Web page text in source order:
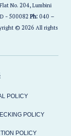
No. 204, Lumbini
- 500082Ph:040 –
© 2026 All rights
POLICY
POLICY
POLICY